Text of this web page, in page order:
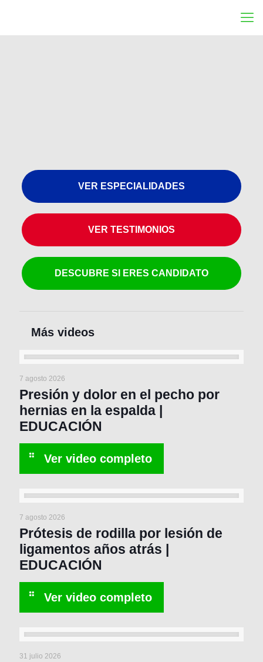
VER ESPECIALIDADES
VER TESTIMONIOS
DESCUBRE SI ERES CANDIDATO
7 agosto 2026
Presión y dolor en el pecho por
hernias en la espalda |
EDUCACIÓN
7 agosto 2026
Prótesis de rodilla por lesión de
ligamentos años atrás |
EDUCACIÓN
31 julio 2026